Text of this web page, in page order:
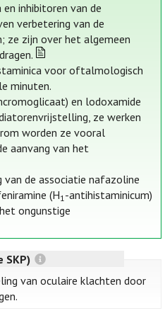
inhibitoren van de
verbetering van de
zijn over het algemeen
voor oftalmologisch
minuten.
en lodoxamide
ze werken
worden ze vooral
aanvang van het
van de associatie nafazoline
(H1-antihistaminicum)
ongunstige
SKP)
van oculaire klachten door